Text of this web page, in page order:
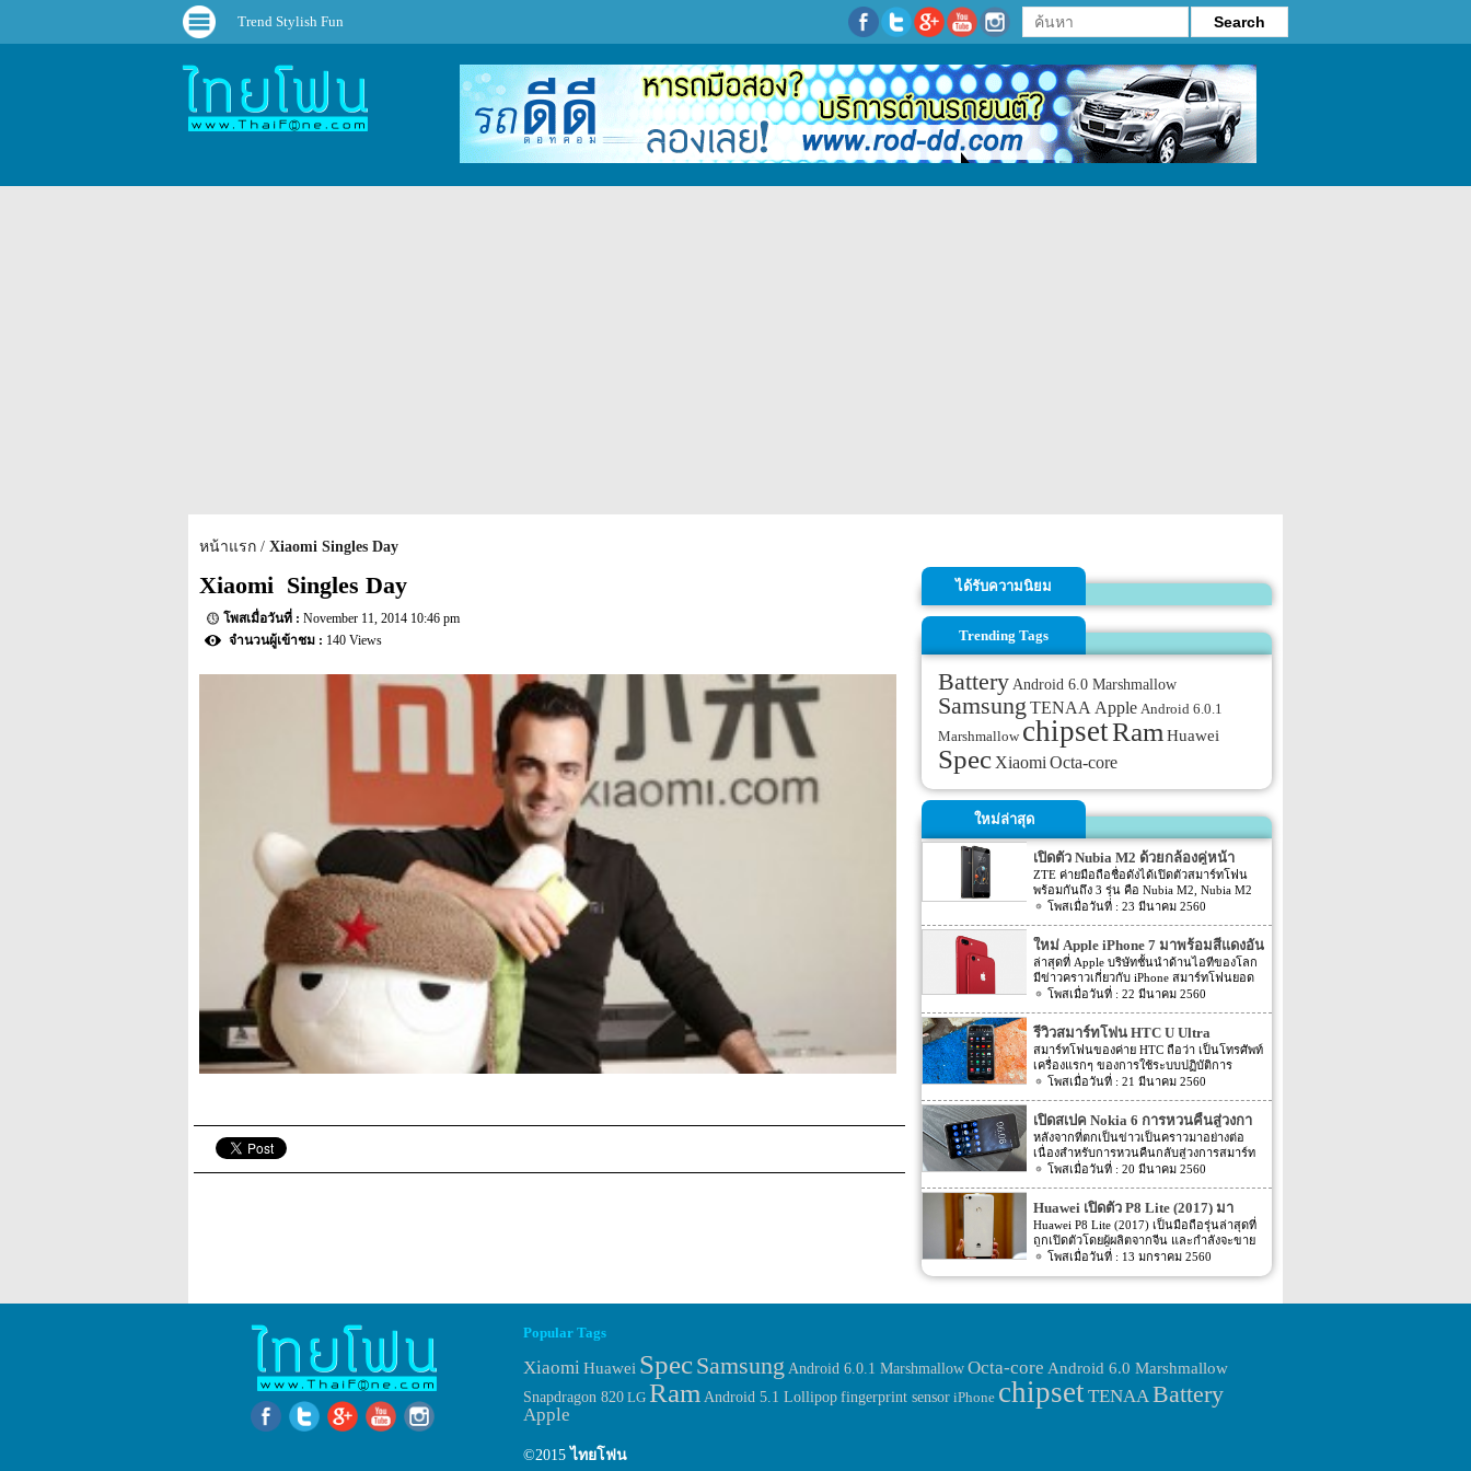
Trend Stylish Fun
หน้าแรก Xiaomi Singles Day
Xiaomi  Singles Day
November 11, 2014 10:46 pm
140 Views
ได้รับความนิยม
Trending Tags
Battery Android 6.0 Marshmallow
Samsung TENAAApple Android 6.0.1
Marshmallow chipsetRam Huawei
Spec Xiaomi Octa-core
ใหม่ล่าสุด
เปิดตัว Nubia M2 ด้วยกล้องคู่หน้า
ZTE ค่ายมือถือชื่อดังได้เปิดตัวสมาร์ทโฟน
พร้อมกันถึง 3 รุ่น คือ Nubia M2, Nubia M2
Lite และ Nubia N2 ซึ่งแต่ละรุ่นก็มีความน่า
นี้เราจะมารีวิวให้ท่านได้รู้จักกับ Nubia M2
ที่มีจุดขายตรงกล้องหน้าที่มาเป็นคู่ นอกจาก
กล้องหน้าที่มาเป็นคู่แล้วยังมีส่วนอื่นๆ ที่น่า
สนใจอีก Nubia M2 ใช้กล้องหน้าแบบคู่ที่มี
ความละเอียดสูงถึง 13MP มีรูรับแสง f 2.2
กล้องหน้าสำหรับการเซลฟี่มีความละเอียด
16MP พร้อมกับรูรับแสง f/2.0 กล้องหน้า
สามารถจับภาพได้กว้างถึง 80 องศา นั้นจะ
ทำให้การถ่ายรูปเซลฟี่ได้กว้างมากยิ่งขึ้น
หน้าจอเป็นแบบ AMOLED มีความละเอียดสูง
ถึง 1080p ขนาด 5.5 นิ้ว ระบบประมวลผล
การทำงานจะเป็นชิปเซ็ต Snapdragon 625
เป็นชิปประมวลผลของ Qualcomm ใช้ RAM
4GB หน่วยความจำมีให้เลือกอยู่ 2 ขนาด คือ
[…]
23 มีนาคม 2560
ใหม่ Apple iPhone 7 มาพร้อมสีแดงอัน
ร้อนแรง
ล่าสุดที่ Apple บริษัทชั้นนำด้านไอทีของโลก
มีข่าวคราวเกี่ยวกับ iPhone สมาร์ทโฟนยอด
ฮิตในประเทศไทยและทั่วโลก และในช่วงที่
อาจจะพลาดโอกาสได้สัมผัสเทคโนโลยีอัน
ทันสมัยในคราวนั้น แต่ก็ถือว่า เป็นความโชค
ดีที่คุณกำลังจะได้สัมผัสกับ iPhone 7 ที่มา
พร้อมการออกแบบสีของบอดี้ด้วยสีแดงอัน
ร้อนแรง เร้าใจแบบสุดๆ ทำให้สาวกของ
Apple กระเป๋าสั่นกันเลยทีเดียว การออกแบบ
iPhone 7 สีแดง ได้แรงบันดาลใจมาจากการ
กุศลของ iGadget ซึ่งปกติแล้ว การปรับแต่ง
Apple จะให้บริษัทข้างนอกช่วยในการปรับ
แต่งให้ แต่บอดี้นี้สีนี้ Apple ลงแรงปรับแต่งเอง
สีแดงอันร้อนแรง Apple จะจับความร้อนแรง
ลงไปใน iPhone 7 และ iPhone 7 Plus ทาง
บริษัท Apple ได้กำหนดวันจำหน่ายในวันศุกร์
ที่ 24 มีนาคม 2560 ที่จะถึงนี้ เวลาในการเปิด
ขายเป็นเวลาช่วงเช้าประมาณ 8.01 น. (เป็น
เวลาในฝั่งประเทศแถบแปซิฟิก) การเปิดตัว
22 มีนาคม 2560
รีวิวสมาร์ทโฟน HTC U Ultra
สมาร์ทโฟนของค่าย HTC ถือว่า เป็นโทรศัพท์
เครื่องแรกๆ ของการใช้ระบบปฏิบัติการ
Android หลายคนน่าจะจำได้ ในช่วงนั้นมี
Bird ที่ฮิตกันทั่วบ้านทั่วเมือง สมาร์ทโฟนหนึ่ง
ในที่สามารถเล่นเกมส์ Angry Bird นี้ได้ ก็คือ
สมาร์ทโฟนจากค่าย HTC หลังจากนั้น HTC
ก็ได้มีการพัฒนาสมาร์ทโฟนขึ้นมาอีก
มากมาย ล่าสุดได้เตรียมปล่อยรุ่นใหม่ อย่าง
HTC U Ultra HTC U Ultra มาพร้อมกับหน้า
จอ Super LCD5 มีขนาด 5.7 นิ้ว หน้าจอเป็น
แบบ Gorilla Glass 5 ซึ่งเป็นหน้าจอใหม่ที่
สามารถป้องกันรอยขีดข่วนได้ ความละเอียด
ของภาพสูงถึง 1,040 X 2,560 พิกเซล
(513ppi) ใช้ชิปประมวลผล Snapdragon 820
ที่มีความเร็วให้เลือกถึง 2 แบบ คือ 2.15GHz
21 มีนาคม 2560
เปิดสเปค Nokia 6 การหวนคืนสู่วงกา
รสมาร์ทโฟน
หลังจากที่ตกเป็นข่าวเป็นคราวมาอย่างต่อ
เนื่องสำหรับการหวนคืนกลับสู่วงการสมาร์ท
โฟน อย่างสมาร์ทโฟนในแบรนด์ Nokia ครั้ง
เอาสมาร์ทโฟนรุ่นนี้ไปทดสอบในห้องปฏิบัติ
การ Nokia 6 เปิดตัวรุ่นแรกภายใต้ชื่อรุ่น TA-
1000 ซึ่งจะมีความน่าสนใจทั้งในเรื่องของ
ซอฟต์แวร์และวัสดุอุปกรณ์ที่นำมาผลิตต่างๆ
Nokia 6 ไม่ได้เป็นสมาร์ทโฟนระดับสูง แต่จะ
เป็นสมาร์ทโฟนราคากลางๆ ที่เตรียมตัวจะมา
ประเทศไทยและในต่างประเทศ ถึงแม้ว่า
ประมวลผลแบบ Qualcomm Snapdragon 430
ที่เป็นชิประดับกลาง มีความเร็วในการ
ประมวลผลถึง 1.4 GHz ดังนั้น การเล่นเกมส์
ใช้แอพฯ ดูหนัง ฟังเพลง จะใช้งานได้ดีใน
20 มีนาคม 2560
Huawei เปิดตัว P8 Lite (2017) มา
พร้อมหน้าจอ 1080p ชิพเซ็ท Kirin
655
Huawei P8 Lite (2017) เป็นมือถือรุ่นล่าสุดที่
ถูกเปิดตัวโดยผู้ผลิตจากจีน และกำลังจะขาย
ในตลาดยุโรปบางประเทศในเร็วๆ นี้ แต่การ
แล้ว แม้กระทั่งตอนนี้ P9 Lite ถูกพัฒนาให้ดี
สวยงาม การออกแบบไม่มีอะไรเหมือนกับรุ่น
P8 และ P9 แต่คล้ายกับมือถือรุ่นหลังๆ ของ
Honor มาก ขุมพลังของ Huawei P8 Lite
(2017) คือชิพเซ็ท Kirin 655 ซึ่งเป็นชิพเซ็ทระ
13 มกราคม 2560
Popular Tags
XiaomiHuawei SpecSamsung Android 6.0.1 MarshmallowOcta-core Android 6.0 Marshmallow
Snapdragon 820 LG Ram Android 5.1 Lollipop fingerprint sensor iPhone chipsetTENAABattery
Apple
©2015 ไทยโฟน